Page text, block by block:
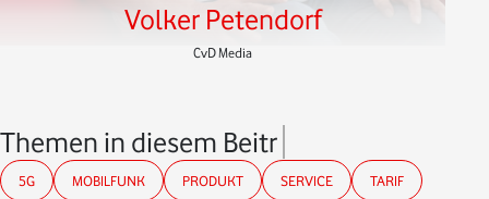
Volker Petendorf
CvD Media
Themen in diesem Beitrag
5G MOBILFUNK PRODUKT SERVICE TARIF